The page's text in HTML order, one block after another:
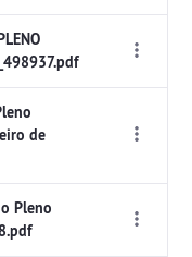
de
Pleno